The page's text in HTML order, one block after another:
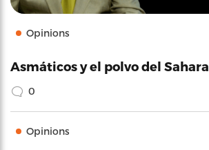
Opinions
Asmáticos y el polvo del Sahara
0
Opinions